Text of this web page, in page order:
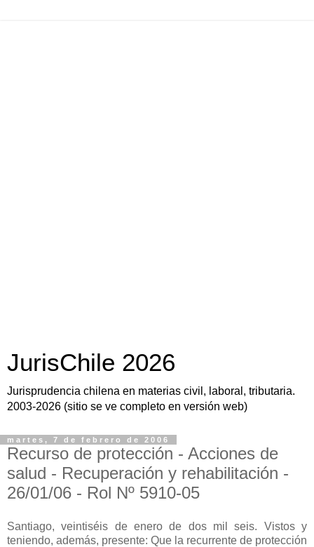
JurisChile 2026
Jurisprudencia chilena en materias civil, laboral, tributaria.
2003-2026 (sitio se ve completo en versión web)
martes, 7 de febrero de 2006
Recurso de protección - Acciones de
salud - Recuperación y rehabilitación -
26/01/06 - Rol Nº 5910-05
Santiago, veintiséis de enero de dos mil seis. Vistos y
teniendo, además, presente: Que la recurrente de protección